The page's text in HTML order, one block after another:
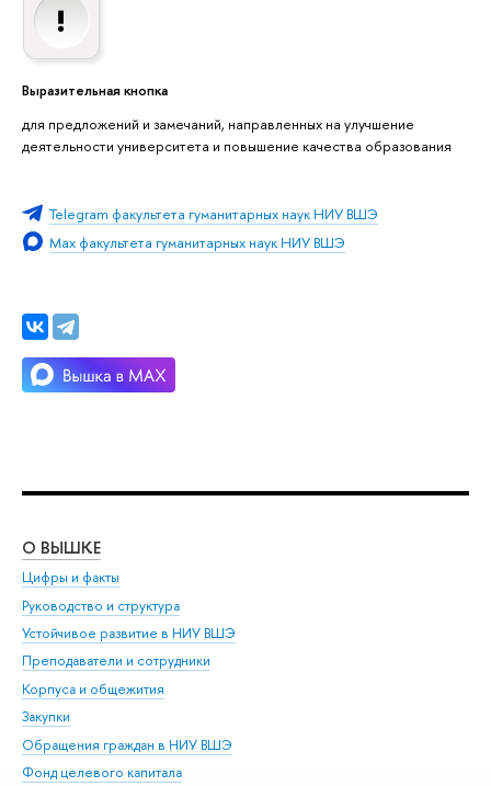
Выразительная кнопка
для предложений и замечаний, направленных на улучшение
деятельности университета и повышение качества образования
Telegram факультета гуманитарных наук НИУ ВШЭ
Max факультета гуманитарных наук НИУ ВШЭ
О ВЫШКЕ
Цифры и факты
Руководство и структура
Устойчивое развитие в НИУ ВШЭ
Преподаватели и сотрудники
Корпуса и общежития
Закупки
Обращения граждан в НИУ ВШЭ
Фонд целевого капитала